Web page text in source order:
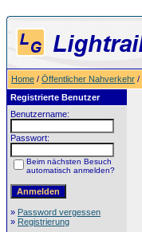
Home / Öffentlicher Nahverkehr /
Registrierte Benutzer
Benutzername:
Passwort:
Beim nächsten Besuch
automatisch anmelden?
» Password vergessen
» Registrierung